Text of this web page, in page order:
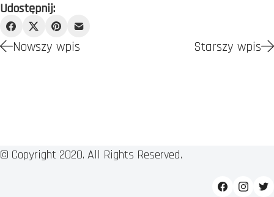
Udostępnij:
Nowszy wpis Starszy wpis
© Copyright 2020. All Rights Reserved.